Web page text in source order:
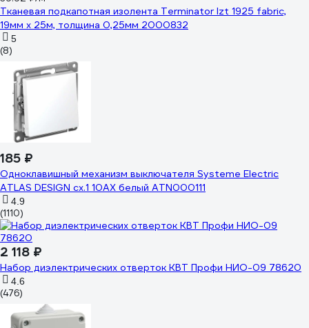
Тканевая подкапотная изолента Terminator Izt 1925 fabric,
19мм х 25м, толщина 0,25мм 2000832
5
(8)
185 ₽
Одноклавишный механизм выключателя Systeme Electric
ATLAS DESIGN сх.1 10АХ белый ATN000111
4.9
(1110)
2 118 ₽
Набор диэлектрических отверток КВТ Профи НИО-09 78620
4.6
(476)